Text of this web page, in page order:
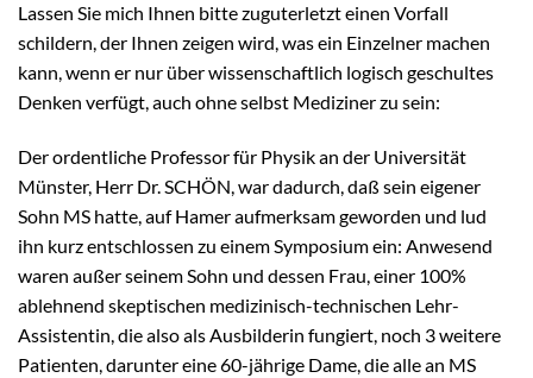
Lassen Sie mich Ihnen bitte zuguterletzt einen Vorfall
schildern, der Ihnen zeigen wird, was ein Einzelner machen
kann, wenn er nur über wissenschaftlich logisch geschultes
Denken verfügt, auch ohne selbst Mediziner zu sein:
Der ordentliche Professor für Physik an der Universität
Münster, Herr Dr. SCHÖN, war dadurch, daß sein eigener
Sohn MS hatte, auf Hamer aufmerksam geworden und lud
ihn kurz entschlossen zu einem Symposium ein: Anwesend
waren außer seinem Sohn und dessen Frau, einer 100%
ablehnend skeptischen medizinisch-technischen Lehr-
Assistentin, die also als Ausbilderin fungiert, noch 3 weitere
Patienten, darunter eine 60-jährige Dame, die alle an MS